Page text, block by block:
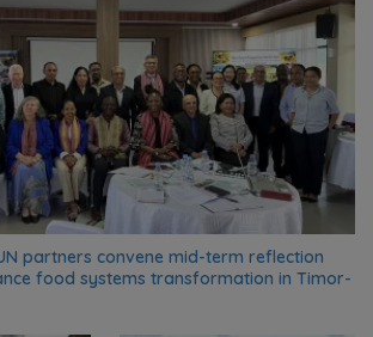
partners convene mid-term reflection
food systems transformation in Timor-